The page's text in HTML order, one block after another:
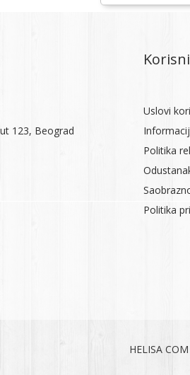
123, Beograd
Uslovi
Politika
Politika
HELISA